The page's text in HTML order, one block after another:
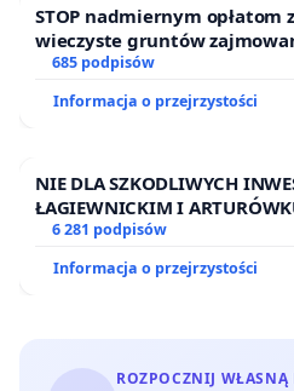
STOP nadmiernym opłatom
wieczyste gruntów
ogrody działkowe.
685 podpisów
Informacja o przejrzystości
NIE DLA SZKODLIWYCH
ŁAGIEWNICKIM I
6 281 podpisów
Informacja o przejrzystości
ROZPOCZNIJ WŁASNĄ